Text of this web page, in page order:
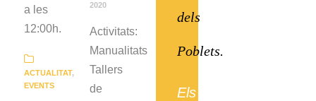
a les
12:00h.
ACTUALITAT,
EVENTS
2020
Activitats:
Manualitats
Tallers
de
dels
Poblets.
Els